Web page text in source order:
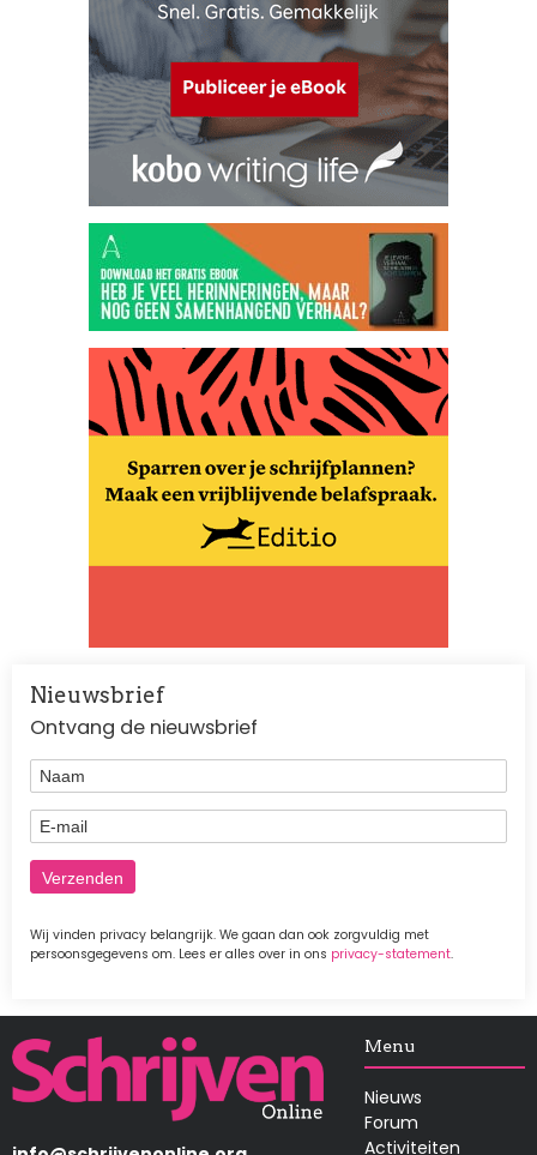
Nieuwsbrief
Ontvang de nieuwsbrief
Naam
E-mail
Wij vinden privacy belangrijk. We gaan dan ook zorgvuldig met
persoonsgegevens om. Lees er alles over in ons privacy-statement.
Afbeelding Menu
Nieuws
Forum
Activiteiten